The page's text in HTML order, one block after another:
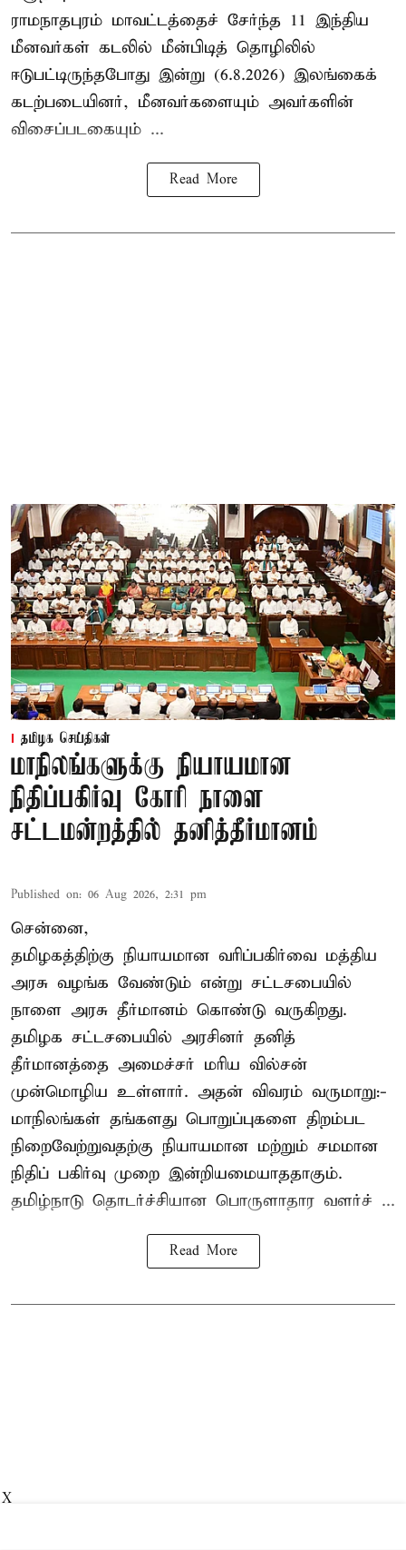
ராமநாதபுரம் மாவட்டத்தைச் சேர்ந்த 11 இந்திய
மீனவர்கள் கடலில் மீன்பிடித் தொழிலில்
ஈடுபட்டிருந்தபோது இன்று (6.8.2026) இலங்கைக்
கடற்படையினர், மீனவர்களையும் அவர்களின்
விசைப்படகையும் ...
Read More
தமிழக செய்திகள்
மாநிலங்களுக்கு நியாயமான
நிதிப்பகிர்வு கோரி நாளை
சட்டமன்றத்தில் தனித்தீர்மானம்
Published on: 06 Aug 2026, 2:31 pm
சென்னை,
தமிழகத்திற்கு நியாயமான வரிப்பகிர்வை மத்திய
அரசு வழங்க வேண்டும் என்று சட்டசபையில்
நாளை அரசு தீர்மானம் கொண்டு வருகிறது.
தமிழக சட்டசபையில் அரசினர் தனித்
தீர்மானத்தை அமைச்சர் மரிய வில்சன்
முன்மொழிய உள்ளார். அதன் விவரம் வருமாறு:-
மாநிலங்கள் தங்களது பொறுப்புகளை திறம்பட
நிறைவேற்றுவதற்கு நியாயமான மற்றும் சமமான
நிதிப் பகிர்வு முறை இன்றியமையாததாகும்.
தமிழ்நாடு தொடர்ச்சியான பொருளாதார வளர்ச் ...
Read More
X